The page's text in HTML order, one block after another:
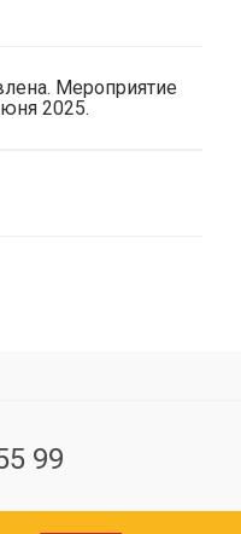
Мероприятие
2025.
99